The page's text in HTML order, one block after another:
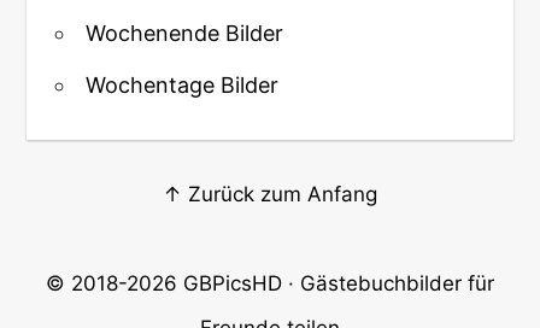
Wochenende Bilder
Wochentage Bilder
↑ Zurück zum Anfang
© 2018-2026 GBPicsHD · Gästebuchbilder für